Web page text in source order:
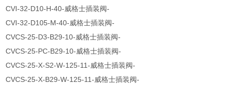
CVI-32-D10-H-40-威格士插装阀-
CVI-32-D105-M-40-威格士插装阀-
CVCS-25-D3-B29-10-威格士插装阀-
CVCS-25-PC-B29-10-威格士插装阀-
CVCS-25-X-S2-W-125-11-威格士插装阀-
CVCS-25-X-B29-W-125-11-威格士插装阀-